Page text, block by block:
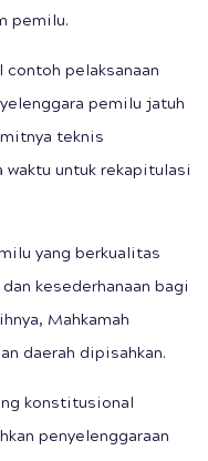
pemilu.
pelaksanaan
pemilu jatuh
teknis
waktu untuk rekapitulasi
yang berkualitas
kesederhanaan bagi
Mahkamah
daerah dipisahkan.
konstitusional
penyelenggaraan